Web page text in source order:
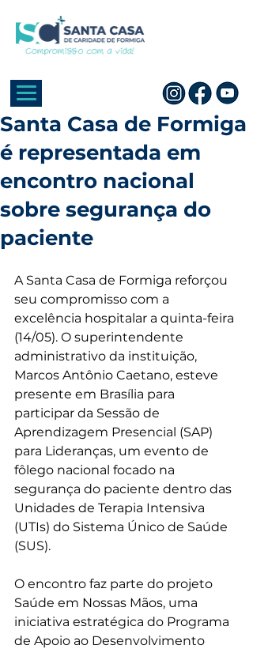
Santa Casa de Formiga
é representada em
encontro nacional
sobre segurança do
paciente
A Santa Casa de Formiga reforçou
seu compromisso com a
excelência hospitalar a quinta-feira
(14/05). O superintendente
administrativo da instituição,
Marcos Antônio Caetano, esteve
presente em Brasília para
participar da Sessão de
Aprendizagem Presencial (SAP)
para Lideranças, um evento de
fôlego nacional focado na
segurança do paciente dentro das
Unidades de Terapia Intensiva
(UTIs) do Sistema Único de Saúde
(SUS).​
O encontro faz parte do projeto
Saúde em Nossas Mãos, uma
iniciativa estratégica do Programa
de Apoio ao Desenvolvimento